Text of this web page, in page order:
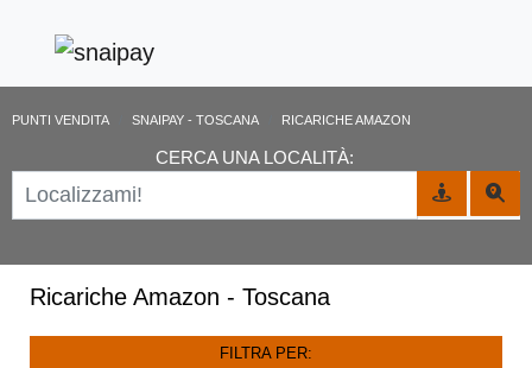
PUNTI VENDITA SNAIPAY - TOSCANA RICARICHE AMAZON
CERCA UNA LOCALITÀ:
Ricariche Amazon - Toscana
FILTRA PER: